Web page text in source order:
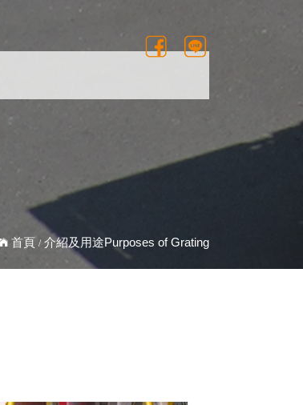
首頁 /介紹及用途Purposes of Grating